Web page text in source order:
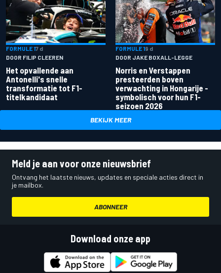
FORMULE 17 d
DOOR FILIP CLEEREN
Het opvallende aan
Antonelli's snelle
transformatie tot F1-
titelkandidaat
FORMULE 19 d
DOOR JAKE BOXALL-LEGGE
Norris en Verstappen
presteerden boven
verwachting in Hongarije -
symbolisch voor hun F1-
seizoen 2026
BEKIJK MEER
Meld je aan voor onze nieuwsbrief
Ontvang het laatste nieuws, updates en speciale acties direct in
je mailbox.
ABONNEER
Download onze app